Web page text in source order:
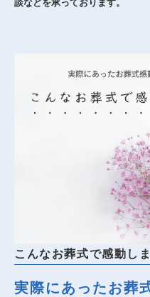
談などを承っております。
こんなお葬式で感動し
実際にあったお葬